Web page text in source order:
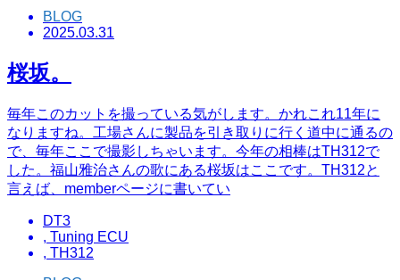
BLOG
2025.03.31
桜坂。
毎年このカットを撮っている気がします。かれこれ11年に
なりますね。工場さんに製品を引き取りに行く道中に通るの
で、毎年ここで撮影しちゃいます。今年の相棒はTH312で
した。福山雅治さんの歌にある桜坂はここです。TH312と
言えば、memberページに書いてい
DT3
, Tuning ECU
, TH312